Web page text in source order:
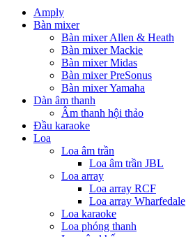
Amply
Bàn mixer
Bàn mixer Allen & Heath
Bàn mixer Mackie
Bàn mixer Midas
Bàn mixer PreSonus
Bàn mixer Yamaha
Dàn âm thanh
Âm thanh hội thảo
Đầu karaoke
Loa
Loa âm trần
Loa âm trần JBL
Loa array
Loa array RCF
Loa array Wharfedale
Loa karaoke
Loa phóng thanh